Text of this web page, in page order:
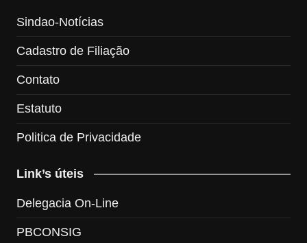
Sindao-Notícias
Cadastro de Filiação
Contato
Estatuto
Politica de Privacidade
Link’s úteis
Delegacia On-Line
PBCONSIG